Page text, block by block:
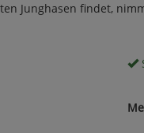
Junghasen findet,